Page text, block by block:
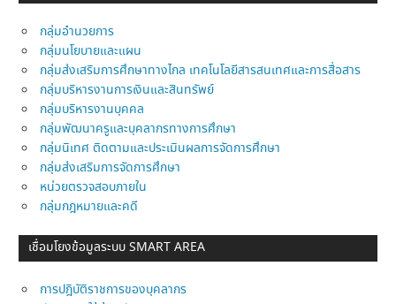
กลุ่มอำนวยการ
กลุ่มนโยบายและแผน
กลุ่มส่งเสริมการศึกษาทางไกล เทคโนโลยีสารสนเทศและการสื่อสาร
กลุ่มบริหารงานการเงินและสินทรัพย์
กลุ่มบริหารงานบุคคล
กลุ่มพัฒนาครูและบุคลากรทางการศึกษา
กลุ่มนิเทศ ติดตามและประเมินผลการจัดการศึกษา
กลุ่มส่งเสริมการจัดการศึกษา
หน่วยตรวจสอบภายใน
กลุ่มกฎหมายและคดี
เชื่อมโยงข้อมูลระบบ SMART AREA
การปฎิบัติราชการของบุคลากร